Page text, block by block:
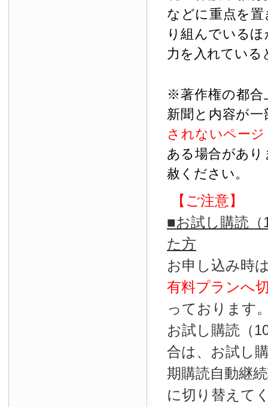
などに重点を
り組んでいる
力を入れている
※著作権の都合
新聞と内容が
されないペー
ある場合があ
赦ください。
【ご注意】
■お試し購読
た方
お申し込み時
有料プランへ
っております
お試し購読（
合は、お試し
期購読自動継
に切り替えて